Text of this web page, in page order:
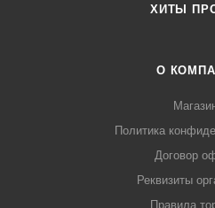
ХИТЫ
О
Политика
Договор
Реквизиты
Правила